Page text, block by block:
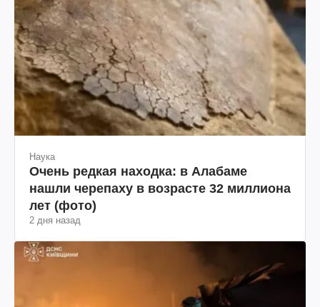
Наука
Очень редкая находка: в Алабаме
нашли черепаху в возрасте 32 миллиона
лет (фото)
2 дня назад